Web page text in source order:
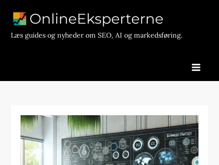
contentLæs guides og nyheder om SEO, AI og markedsføring.